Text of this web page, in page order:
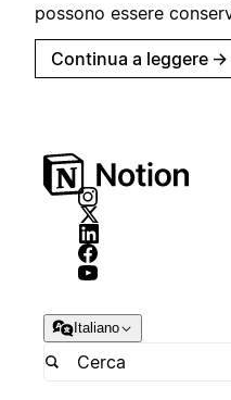
possono essere
Continua a leggere →
Italiano